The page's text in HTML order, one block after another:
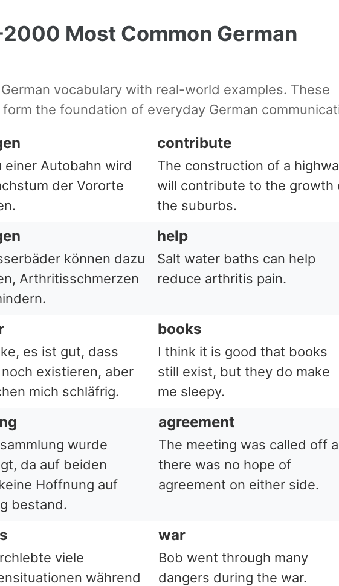
Most Common German
vocabulary with real-world examples. These
the foundation of everyday German
contribute
einer Autobahn wird
der Vororte
The construction of a
will contribute to the growth
the suburbs.
help
können dazu
Arthritisschmerzen
Salt water baths can help
reduce arthritis pain.
books
es ist gut, dass
existieren, aber
mich schläfrig.
I think it is good that books
still exist, but they do make
me sleepy.
agreement
wurde
da auf beiden
Hoffnung auf
bestand.
The meeting was called off
there was no hope of
agreement on either side.
war
viele
während
Bob went through many
dangers during the war.